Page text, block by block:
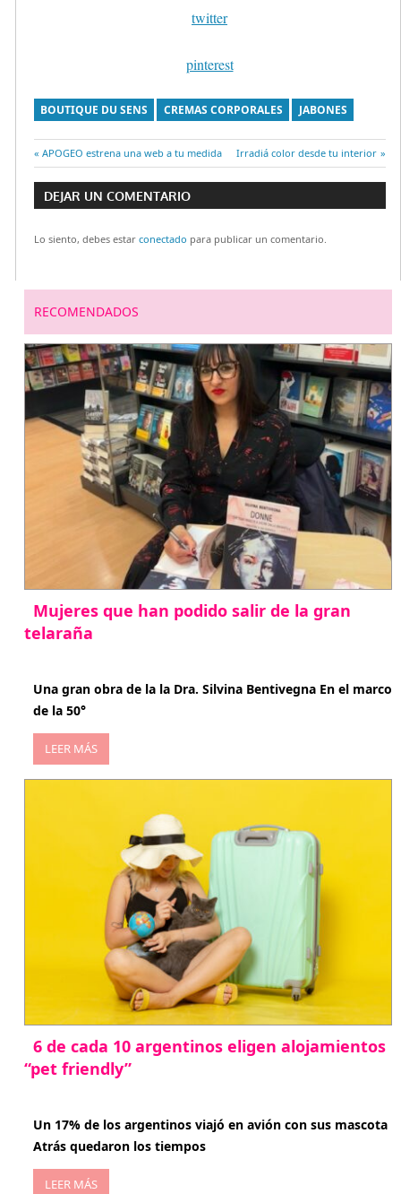
twitter
pinterest
BOUTIQUE DU SENS CREMAS CORPORALES JABONES
Navegación
de
entradas
Entrada
anterior:
APOGEO estrena una web a tu medida
Entrada
siguiente:
Irradiá color desde tu interior
DEJAR UN COMENTARIO
Lo siento, debes estar conectado para publicar un comentario.
RECOMENDADOS
Mujeres que han podido salir de la gran
telaraña
Una gran obra de la la Dra. Silvina Bentivegna En el marco
de la 50°
LEER MÁS
6 de cada 10 argentinos eligen alojamientos
“pet friendly”
Un 17% de los argentinos viajó en avión con sus mascota
Atrás quedaron los tiempos
LEER MÁS